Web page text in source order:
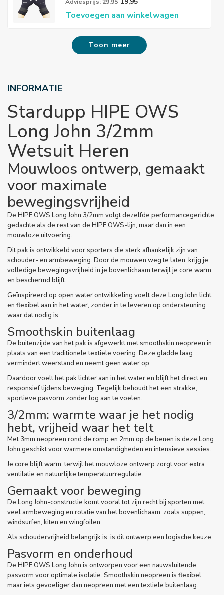
Adviesprijs: 29,95
Toevoegen aan winkelwagen
Toon meer
INFORMATIE
Stardupp HIPE OWS
Long John 3/2mm
Wetsuit Heren
Mouwloos ontwerp, gemaakt
voor maximale
bewegingsvrijheid
De HIPE OWS Long John 3/2mm volgt dezelfde performancegerichte
gedachte als de rest van de HIPE OWS-lijn, maar dan in een
mouwloze uitvoering.
Dit pak is ontwikkeld voor sporters die sterk afhankelijk zijn van
schouder- en armbeweging. Door de mouwen weg te laten, krijg je
volledige bewegingsvrijheid in je bovenlichaam terwijl je core warm
en beschermd blijft.
Geïnspireerd op open water ontwikkeling voelt deze Long John licht
en flexibel aan in het water, zonder in te leveren op ondersteuning
waar dat nodig is.
Smoothskin buitenlaag
De buitenzijde van het pak is afgewerkt met smoothskin neopreen in
plaats van een traditionele textiele voering. Deze gladde laag
vermindert weerstand en neemt geen water op.
Daardoor voelt het pak lichter aan in het water en blijft het direct en
responsief tijdens beweging. Tegelijk behoudt het een strakke,
sportieve pasvorm zonder log aan te voelen.
3/2mm: warmte waar je het nodig
hebt, vrijheid waar het telt
Met 3mm neopreen rond de romp en 2mm op de benen is deze Long
John geschikt voor warmere omstandigheden en intensieve sessies.
Je core blijft warm, terwijl het mouwloze ontwerp zorgt voor extra
ventilatie en natuurlijke temperatuurregulatie.
Gemaakt voor beweging
De Long John-constructie komt vooral tot zijn recht bij sporten met
veel armbeweging en rotatie van het bovenlichaam, zoals suppen,
windsurfen, kiten en wingfoilen.
Als schoudervrijheid belangrijk is, is dit ontwerp een logische keuze.
Pasvorm en onderhoud
De HIPE OWS Long John is ontworpen voor een nauwsluitende
pasvorm voor optimale isolatie. Smoothskin neopreen is flexibel,
maar iets gevoeliger dan neopreen met een textiele buitenlaag.